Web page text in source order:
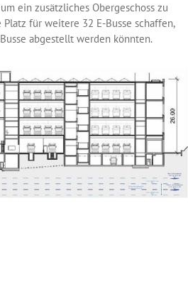
ein zusätzliches Obergeschoss zu
für weitere 32 E-Busse schaffen,
abgestellt werden könnten.